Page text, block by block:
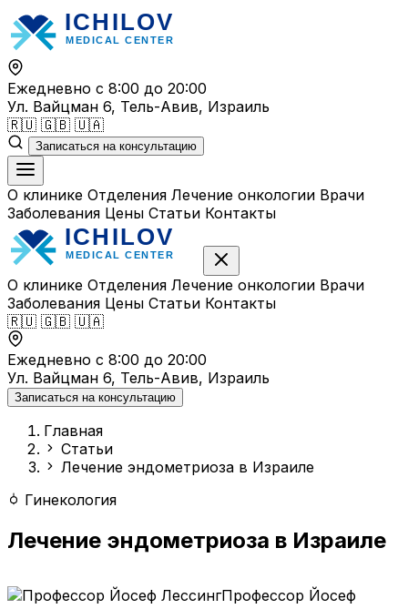
Перейти
к
содержимому
Ежедневно с 8:00 до 20:00
Ул. Вайцман 6, Тель-Авив, Израиль
🇷🇺 🇬🇧 🇺🇦
Записаться на консультацию
О клинике Отделения Лечение онкологии Врачи
Заболевания Цены Статьи Контакты
О клинике Отделения Лечение онкологии Врачи
Заболевания Цены Статьи Контакты
🇷🇺 🇬🇧 🇺🇦
Ежедневно с 8:00 до 20:00
Ул. Вайцман 6, Тель-Авив, Израиль
Записаться на консультацию
Главная
Статьи
Лечение эндометриоза в Израиле
Гинекология
Лечение эндометриоза в Израиле
Профессор Йосеф